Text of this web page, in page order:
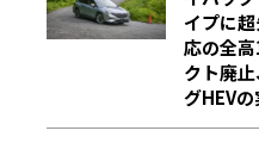
イプに
応の全
クト廃
グHEV